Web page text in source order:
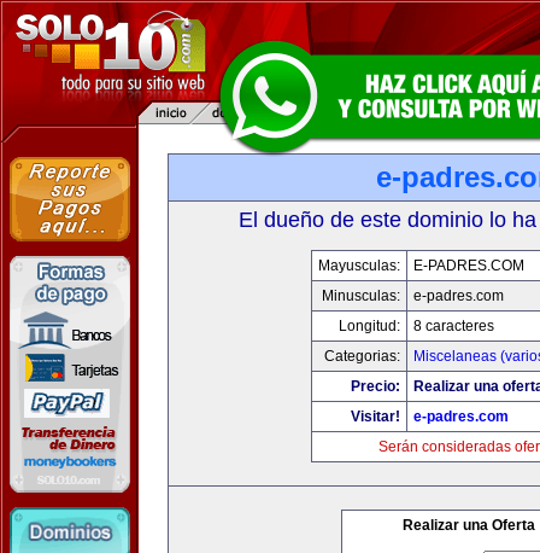
e-
El dueño de este dominio lo
Mayusculas:
E-PADRES.COM
Minusculas:
e-padres.com
Longitud:
8 caracteres
Categorias:
Miscelaneas
Precio:
Realizar una
Visitar!
e-padres.com
Serán consideradas
Realizar una Oferta